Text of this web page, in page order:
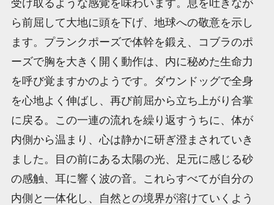
受け取るような感覚を味わいます。息を吐きなが
ら前屈して大地に頭を下げ、地球への敬意を示し
ます。プランクポーズで体幹を鍛え、コブラのポ
ーズで胸を大きく開く動作は、内に秘めた生命力
を呼び覚ますかのようです。ダウンドッグで全身
を心地よく伸ばし、再び前屈から立ち上がり合掌
に戻る。この一連の流れを繰り返すうちに、体が
内側から温まり、心は静かに研ぎ澄まされていき
ました。目の前にある太陽の光、足元に感じる砂
の感触、耳に響く波の音。これらすべてが自分の
内側と一体化し、自然との境界が溶けていくよう